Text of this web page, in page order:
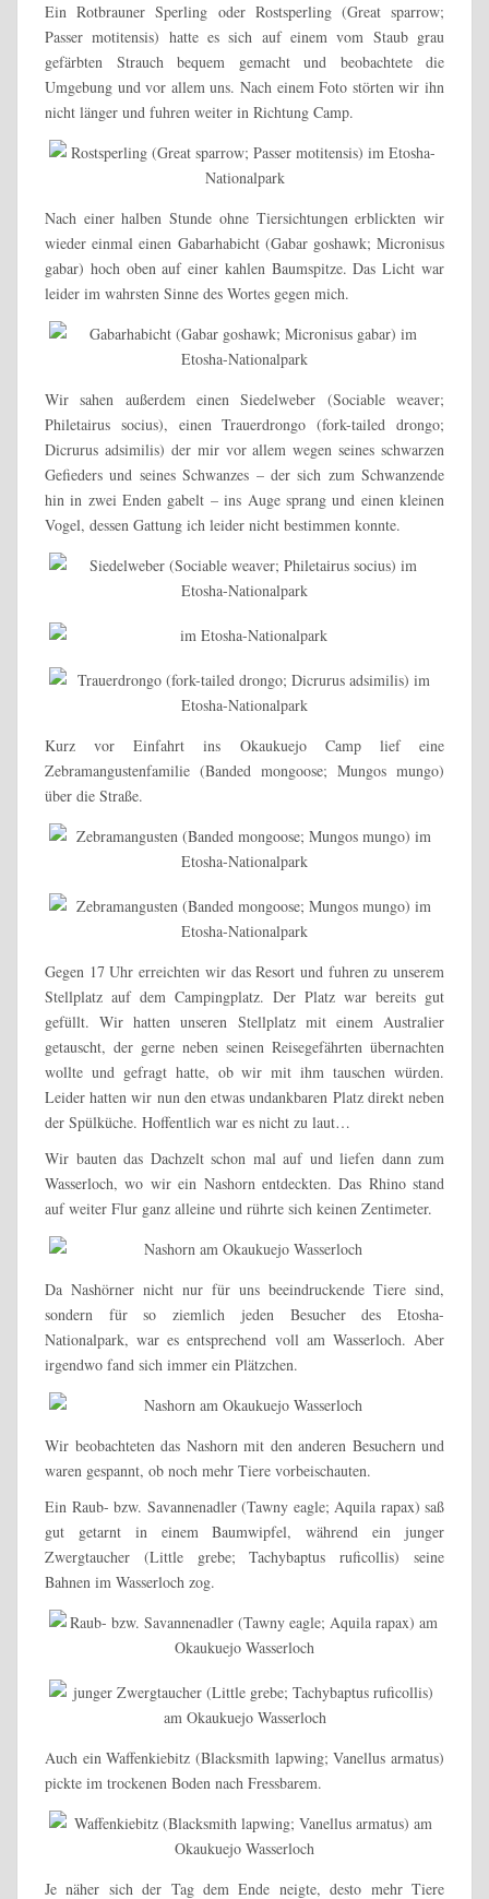
Ein Rotbrauner Sperling oder Rostsperling (Great sparrow;
Passer motitensis) hatte es sich auf einem vom Staub grau
gefärbten Strauch bequem gemacht und beobachtete die
Umgebung und vor allem uns. Nach einem Foto störten wir ihn
nicht länger und fuhren weiter in Richtung Camp.
Nach einer halben Stunde ohne Tiersichtungen erblickten wir
wieder einmal einen Gabarhabicht (Gabar goshawk; Micronisus
gabar) hoch oben auf einer kahlen Baumspitze. Das Licht war
leider im wahrsten Sinne des Wortes gegen mich.
Wir sahen außerdem einen Siedelweber (Sociable weaver;
Philetairus socius), einen Trauerdrongo (fork-tailed drongo;
Dicrurus adsimilis) der mir vor allem wegen seines schwarzen
Gefieders und seines Schwanzes – der sich zum Schwanzende
hin in zwei Enden gabelt – ins Auge sprang und einen kleinen
Vogel, dessen Gattung ich leider nicht bestimmen konnte.
Kurz vor Einfahrt ins Okaukuejo Camp lief eine
Zebramangustenfamilie (Banded mongoose; Mungos mungo)
über die Straße.
Gegen 17 Uhr erreichten wir das Resort und fuhren zu unserem
Stellplatz auf dem Campingplatz. Der Platz war bereits gut
gefüllt. Wir hatten unseren Stellplatz mit einem Australier
getauscht, der gerne neben seinen Reisegefährten übernachten
wollte und gefragt hatte, ob wir mit ihm tauschen würden.
Leider hatten wir nun den etwas undankbaren Platz direkt neben
der Spülküche. Hoffentlich war es nicht zu laut…
Wir bauten das Dachzelt schon mal auf und liefen dann zum
Wasserloch, wo wir ein Nashorn entdeckten. Das Rhino stand
auf weiter Flur ganz alleine und rührte sich keinen Zentimeter.
Da Nashörner nicht nur für uns beeindruckende Tiere sind,
sondern für so ziemlich jeden Besucher des Etosha-
Nationalpark, war es entsprechend voll am Wasserloch. Aber
irgendwo fand sich immer ein Plätzchen.
Wir beobachteten das Nashorn mit den anderen Besuchern und
waren gespannt, ob noch mehr Tiere vorbeischauten.
Ein Raub- bzw. Savannenadler (Tawny eagle; Aquila rapax) saß
gut getarnt in einem Baumwipfel, während ein junger
Zwergtaucher (Little grebe; Tachybaptus ruficollis) seine
Bahnen im Wasserloch zog.
Auch ein Waffenkiebitz (Blacksmith lapwing; Vanellus armatus)
pickte im trockenen Boden nach Fressbarem.
Je näher sich der Tag dem Ende neigte, desto mehr Tiere